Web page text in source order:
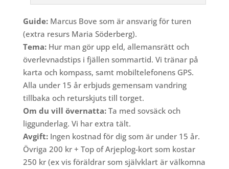
Guide: Marcus Bove som är ansvarig för turen
(extra resurs Maria Söderberg).
Tema: Hur man gör upp eld, allemansrätt och
överlevnadstips i fjällen sommartid. Vi tränar på
karta och kompass, samt mobiltelefonens GPS.
Alla under 15 år erbjuds gemensam vandring
tillbaka och returskjuts till torget.
Om du vill övernatta:Ta med sovsäck och
liggunderlag. Vi har extra tält.
Avgift: Ingen kostnad för dig som är under 15 år.
Övriga 200 kr + Top of Arjeplog-kort som kostar
250 kr (ex vis föräldrar som självklart är välkomna